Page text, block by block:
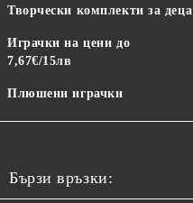
Творчески комплекти за деца
Играчки на цени до
7,67€/15лв
Плюшени играчки
Бързи връзки: